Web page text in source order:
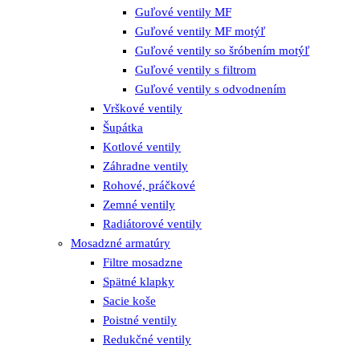
Guľové ventily MF
Guľové ventily MF motýľ
Guľové ventily so šróbením motýľ
Guľové ventily s filtrom
Guľové ventily s odvodnením
Vrškové ventily
Šupátka
Kotlové ventily
Záhradne ventily
Rohové, práčkové
Zemné ventily
Radiátorové ventily
Mosadzné armatúry
Filtre mosadzne
Spätné klapky
Sacie koše
Poistné ventily
Redukčné ventily